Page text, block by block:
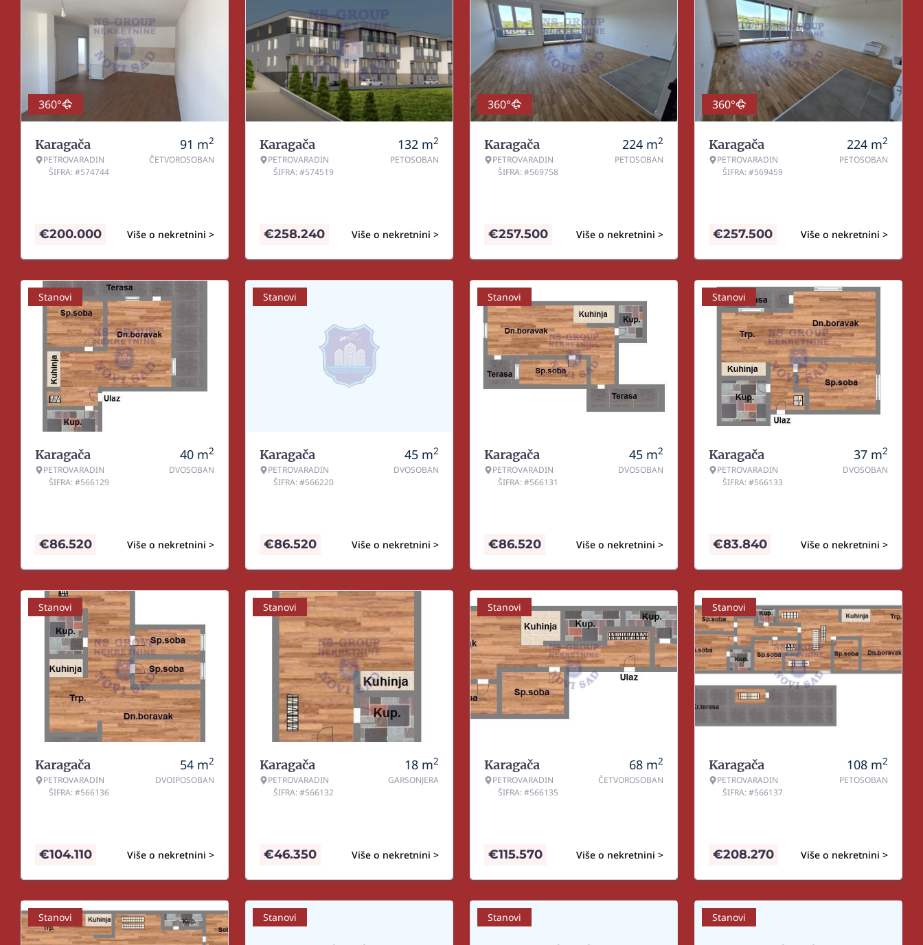
360°
Karagača
PETROVARADIN
ŠIFRA: #574744
91 m2
ČETVOROSOBAN
Više o nekretnini >
€200.000
Karagača
PETROVARADIN
ŠIFRA: #574519
132 m2
PETOSOBAN
Više o nekretnini >
€258.240
360°
Karagača
PETROVARADIN
ŠIFRA: #569758
224 m2
PETOSOBAN
Više o nekretnini >
€257.500
360°
Karagača
PETROVARADIN
ŠIFRA: #569459
224 m2
PETOSOBAN
Više o nekretnini >
€257.500
Stanovi
Karagača
PETROVARADIN
ŠIFRA: #566129
40 m2
DVOSOBAN
Više o nekretnini >
€86.520
Stanovi
Karagača
PETROVARADIN
ŠIFRA: #566220
45 m2
DVOSOBAN
Više o nekretnini >
€86.520
Stanovi
Karagača
PETROVARADIN
ŠIFRA: #566131
45 m2
DVOSOBAN
Više o nekretnini >
€86.520
Stanovi
Karagača
PETROVARADIN
ŠIFRA: #566133
37 m2
DVOSOBAN
Više o nekretnini >
€83.840
Stanovi
Karagača
PETROVARADIN
ŠIFRA: #566136
54 m2
DVOIPOSOBAN
Više o nekretnini >
€104.110
Stanovi
Karagača
PETROVARADIN
ŠIFRA: #566132
18 m2
GARSONJERA
Više o nekretnini >
€46.350
Stanovi
Karagača
PETROVARADIN
ŠIFRA: #566135
68 m2
ČETVOROSOBAN
Više o nekretnini >
€115.570
Stanovi
Karagača
PETROVARADIN
ŠIFRA: #566137
108 m2
PETOSOBAN
Više o nekretnini >
€208.270
Stanovi Stanovi Stanovi Stanovi